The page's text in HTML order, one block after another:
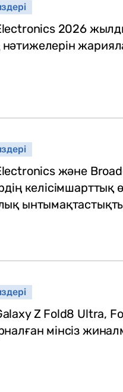
2026
және
келісімшарттық
Z Fold8 Ultra,
мінсіз